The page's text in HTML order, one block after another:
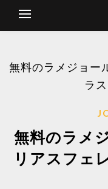
無料のラメジョー
ラ
無料のラメ
リアスフェ